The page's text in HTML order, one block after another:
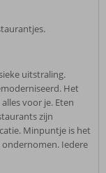
uitstraling.
Het
voor je. Eten
zijn
Minpuntje is het
Iedere